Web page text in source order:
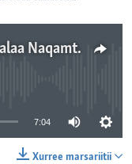
Gabaasa rakkoo bulchiisa magaalaa Naqamtee ilaalchisee ergame caqasaa
available
7:04
Xurree marsariitii